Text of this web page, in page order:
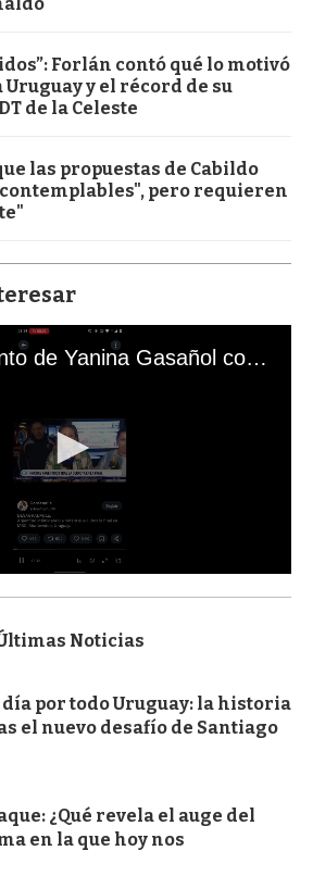
Forlán contó qué lo motivó
y el récord de su
de la Celeste
las propuestas de Cabildo
pero requieren
El mal momento de Yanina Gasañol con un hincha argentino en "Subrayado"
Noticias
por todo Uruguay: la historia
el nuevo desafío de Santiago
¿Qué revela el auge del
en la que hoy nos